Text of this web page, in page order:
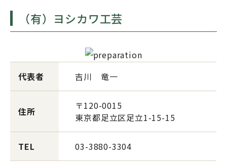
（有）ヨシカワ工芸
代表者 吉川 竜一
住所
〒120-0015
東京都足立区足立1-15-15
TEL 03-3880-3304